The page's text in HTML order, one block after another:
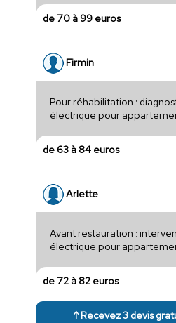
de 70 à 99 euros
Firmin
Pour réhabilitation :
électrique pour
de 63 à 84 euros
Arlette
Avant restauration :
électrique pour
de 72 à 82 euros
↑ Recevez 3 devis